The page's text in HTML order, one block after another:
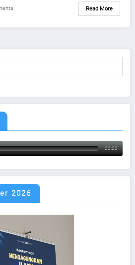
Read More
00:00
2026